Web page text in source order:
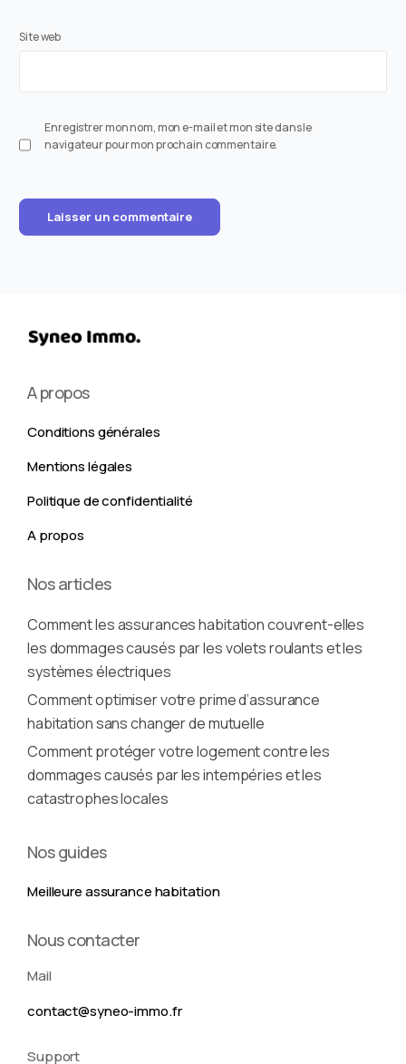
Site web
Enregistrer mon nom, mon e-mail et mon site dans le
navigateur pour mon prochain commentaire.
A propos
Conditions générales
Mentions légales
Politique de confidentialité
A propos
Nos articles
Comment les assurances habitation couvrent-elles
les dommages causés par les volets roulants et les
systèmes électriques
Comment optimiser votre prime d’assurance
habitation sans changer de mutuelle
Comment protéger votre logement contre les
dommages causés par les intempéries et les
catastrophes locales
Nos guides
Meilleure assurance habitation
Nous contacter
Mail
contact@syneo-immo.fr
Support